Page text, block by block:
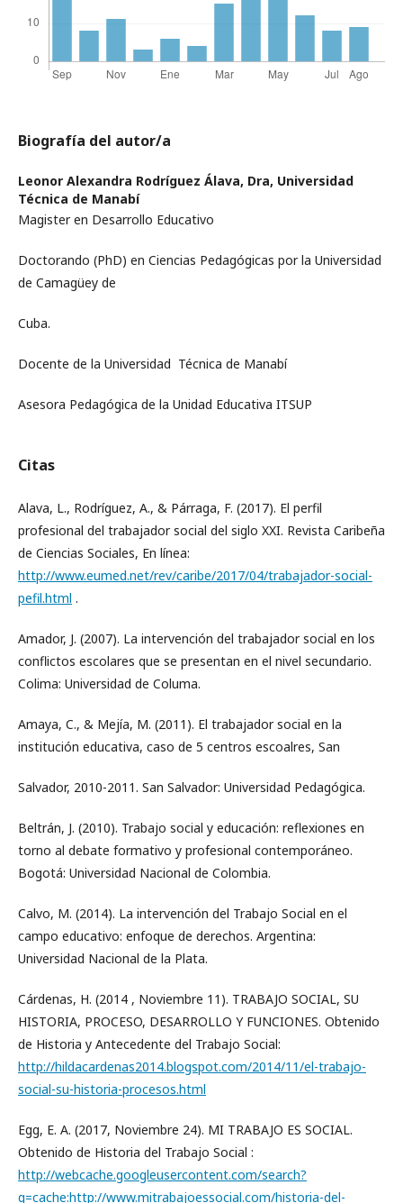
Biografía del autor/a
Leonor Alexandra Rodríguez Álava, Dra, Universidad
Técnica de Manabí
Magister en Desarrollo Educativo
Doctorando (PhD) en Ciencias Pedagógicas por la Universidad
de Camagüey de
Cuba.
Docente de la Universidad Técnica de Manabí
Asesora Pedagógica de la Unidad Educativa ITSUP
Citas
Alava, L., Rodríguez, A., & Párraga, F. (2017). El perfil
profesional del trabajador social del siglo XXI. Revista Caribeña
de Ciencias Sociales, En línea:
http://www.eumed.net/rev/caribe/2017/04/trabajador-social-
pefil.html .
Amador, J. (2007). La intervención del trabajador social en los
conflictos escolares que se presentan en el nivel secundario.
Colima: Universidad de Columa.
Amaya, C., & Mejía, M. (2011). El trabajador social en la
institución educativa, caso de 5 centros escoalres, San
Salvador, 2010-2011. San Salvador: Universidad Pedagógica.
Beltrán, J. (2010). Trabajo social y educación: reflexiones en
torno al debate formativo y profesional contemporáneo.
Bogotá: Universidad Nacional de Colombia.
Calvo, M. (2014). La intervención del Trabajo Social en el
campo educativo: enfoque de derechos. Argentina:
Universidad Nacional de la Plata.
Cárdenas, H. (2014 , Noviembre 11). TRABAJO SOCIAL, SU
HISTORIA, PROCESO, DESARROLLO Y FUNCIONES. Obtenido
de Historia y Antecedente del Trabajo Social:
http://hildacardenas2014.blogspot.com/2014/11/el-trabajo-
social-su-historia-procesos.html
Egg, E. A. (2017, Noviembre 24). MI TRABAJO ES SOCIAL.
Obtenido de Historia del Trabajo Social :
http://webcache.googleusercontent.com/search?
q=cache:http://www.mitrabajoessocial.com/historia-del-